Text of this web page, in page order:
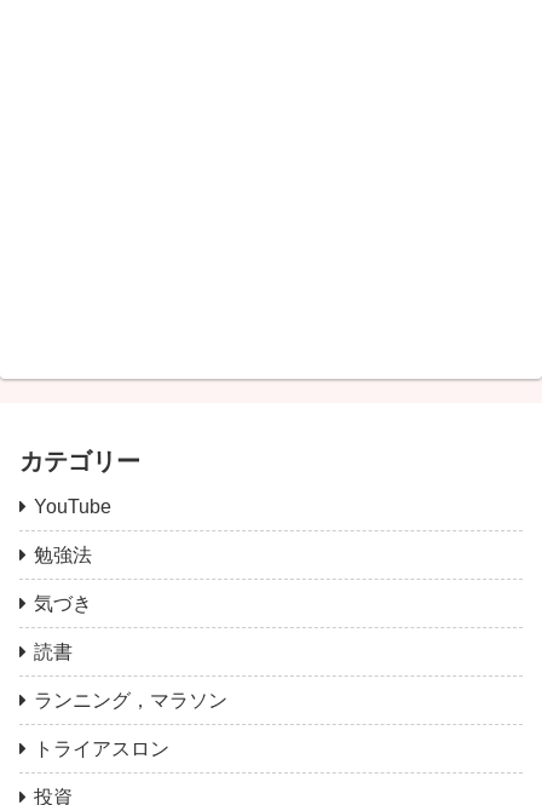
カテゴリー
YouTube
勉強法
気づき
読書
ランニング，マラソン
トライアスロン
投資